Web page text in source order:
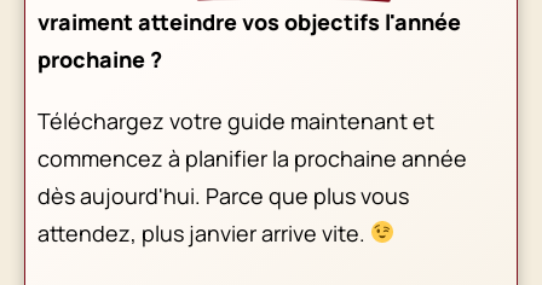
vraiment atteindre vos objectifs l'année
prochaine ?
Téléchargez votre guide maintenant et
commencez à planifier la prochaine année
dès aujourd'hui. Parce que plus vous
attendez, plus janvier arrive vite.